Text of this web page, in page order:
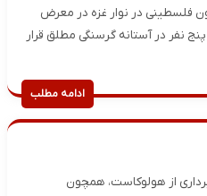
نشده است، گفت: ۲.۱ میلیون فلسطینی در نوار غزه در معرض
نفر در آستانه گرسنگی مطلق قرار
ادامه مطلب
از هولوکاست، همچون